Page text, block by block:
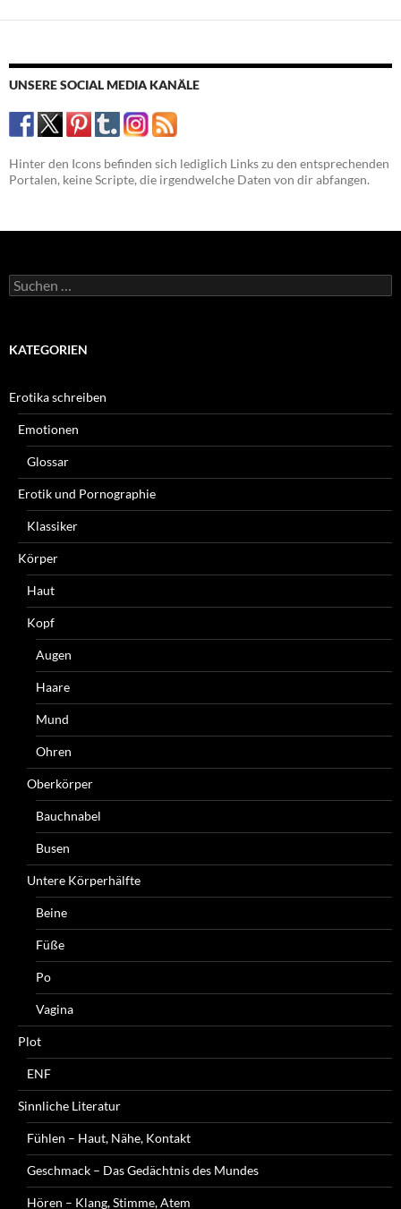
UNSERE SOCIAL MEDIA KANÄLE
Hinter den Icons befinden sich lediglich Links zu den entsprechenden
Portalen, keine Scripte, die irgendwelche Daten von dir abfangen.
Suchen
nach:
KATEGORIEN
Erotika schreiben
Emotionen
Glossar
Erotik und Pornographie
Klassiker
Körper
Haut
Kopf
Augen
Haare
Mund
Ohren
Oberkörper
Bauchnabel
Busen
Untere Körperhälfte
Beine
Füße
Po
Vagina
Plot
ENF
Sinnliche Literatur
Fühlen – Haut, Nähe, Kontakt
Geschmack – Das Gedächtnis des Mundes
Hören – Klang, Stimme, Atem